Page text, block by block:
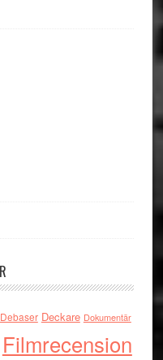
Debaser Deckare Dokumentär
Filmrecension